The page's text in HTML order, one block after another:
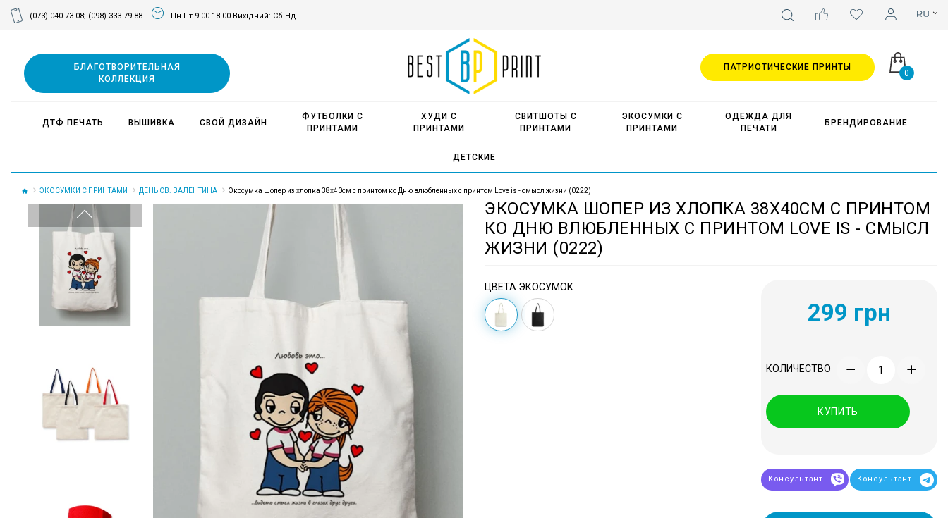
(073) 040-73-08; (098) 333-79-88 Пн-Пт 9.00-18.00 Вихідний: Сб-Нд
0
БЛАГОТВОРИТЕЛЬНАЯ
КОЛЛЕКЦИЯ
ДТФ ПЕЧАТЬ ВЫШИВКА СВОЙ ДИЗАЙН
ФУТБОЛКИ С
ПРИНТАМИ
ХУДИ С
ПРИНТАМИ
СВИТШОТЫ С
ПРИНТАМИ
ЭКОСУМКИ С
ПРИНТАМИ
ОДЕЖДА ДЛЯ
ПЕЧАТИ
БРЕНДИРОВАНИЕ
ДЕТСКИЕ
ПАТРИОТИЧЕСКИЕ ПРИНТЫ
ЭКОСУМКИ С ПРИНТАМИ ДЕНЬ СВ. ВАЛЕНТИНА Экосумка шопер из хлопка 38х40см с принтом ко Дню влюбленных с принтом Love is - смысл жизни (0222)
ЭКОСУМКА ШОПЕР ИЗ ХЛОПКА 38Х40СМ С ПРИНТОМ
КО ДНЮ ВЛЮБЛЕННЫХ С ПРИНТОМ LOVE IS - СМЫСЛ
ЖИЗНИ (0222)
ЦВЕТА ЭКОСУМОК
299 грн
КОЛИЧЕСТВО
КУПИТЬ
Консультант Консультант